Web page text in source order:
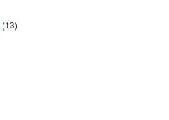
(13)